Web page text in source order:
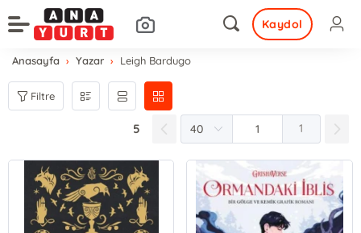
Kaydol
Anasayfa Yazar Leigh Bardugo
Filtre
5 1